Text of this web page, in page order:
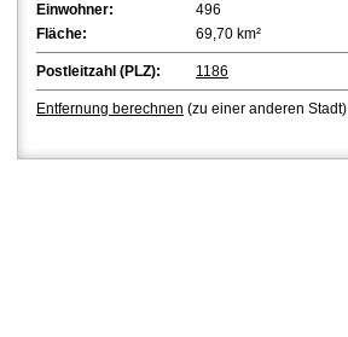
Einwohner:
496
Fläche:
69,70 km²
Postleitzahl (PLZ): 1186
Entfernung berechnen (zu einer anderen Stadt)